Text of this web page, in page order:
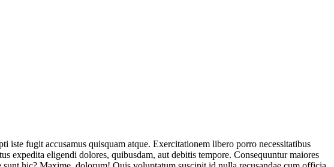
fugit accusamus quisquam atque. Exercitationem libero porro necessitatibus
expedita eligendi dolores, quibusdam, aut debitis tempore. Consequuntur maiores